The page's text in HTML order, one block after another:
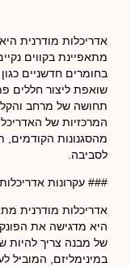
מתאפיינת בקווים
בחומרים חדשניים
שואפת ליצור חללים
תחושה של מרחב
המרכזיות של
מהסגנונות הקודמים,
לסביבה.
### עקרונות
אדריכלות מודרנית
היא מדגישה את
של מבנה צריך להיות
במינימליזם, המוביל